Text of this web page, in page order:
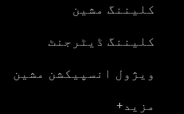
کلیننگ مشین
کلیننگ ڈیٹرجنٹ
ویژول انسپیکشن مشین
مزید+